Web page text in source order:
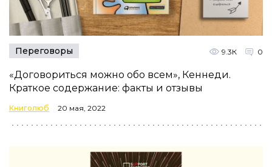
Переговоры 9.3К 0
«Договориться можно обо всем», Кеннеди.
Краткое содержание: факты и отзывы
Книголюб 20 мая, 2022